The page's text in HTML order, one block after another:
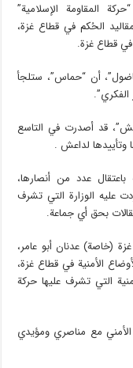
المقاومة الإسلامية”
الحُكم في قطاع غزة،
قطاع غزة.
أن “حماس”، ستلجأ
الفكري”.
قد أصدرت في التاسع
وتأييدها لداعش .
عدد من أنصارها،
عليه الوزارة التي تشرف
بحق أي جماعة.
(خاصة) عدنان أبو عامر،
الأمنية في قطاع غزة،
التي تشرف عليها حركة
مع مناصري ومؤيدي